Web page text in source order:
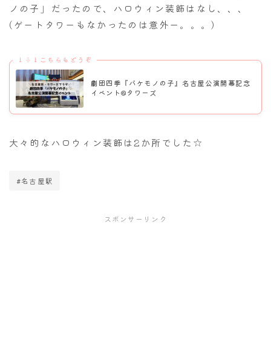
ノの子」だったので、ハロウィン装飾はなし、、、
(ゲートタワーもなかったのは意外ー。。。)
↓⇩↓こちらもどうぞ
劇団四季『バケモノの子』名古屋公演開幕記念
イベント@タワーズ
大々的なハロウィン装飾は2か所でした☆
#名古屋駅
スポンサーリンク